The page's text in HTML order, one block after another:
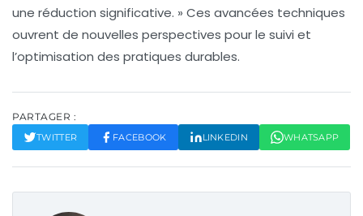
une réduction significative. » Ces avancées techniques
ouvrent de nouvelles perspectives pour le suivi et
l’optimisation des pratiques durables.
PARTAGER :
TWITTER FACEBOOK LINKEDIN WHATSAPP